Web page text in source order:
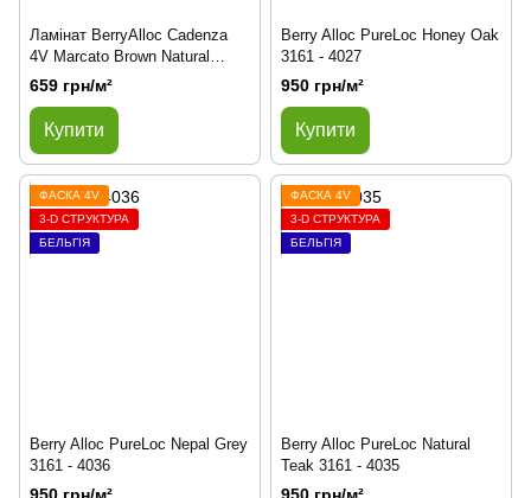
Ламінат BerryAlloc Cadenza
4V Marcato Brown Natural
K1412
659 грн/м²
Купити
Berry Alloc PureLoc Honey Oak
3161 - 4027
950 грн/м²
Купити
ФАСКА 4V
3-D СТРУКТУРА
БЕЛЬГІЯ
Berry Alloc PureLoc Nepal Grey
3161 - 4036
ФАСКА 4V
3-D СТРУКТУРА
БЕЛЬГІЯ
Berry Alloc PureLoc Natural
Teak 3161 - 4035